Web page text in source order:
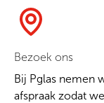
Bezoek ons
Bij Pglas nemen
afspraak zodat